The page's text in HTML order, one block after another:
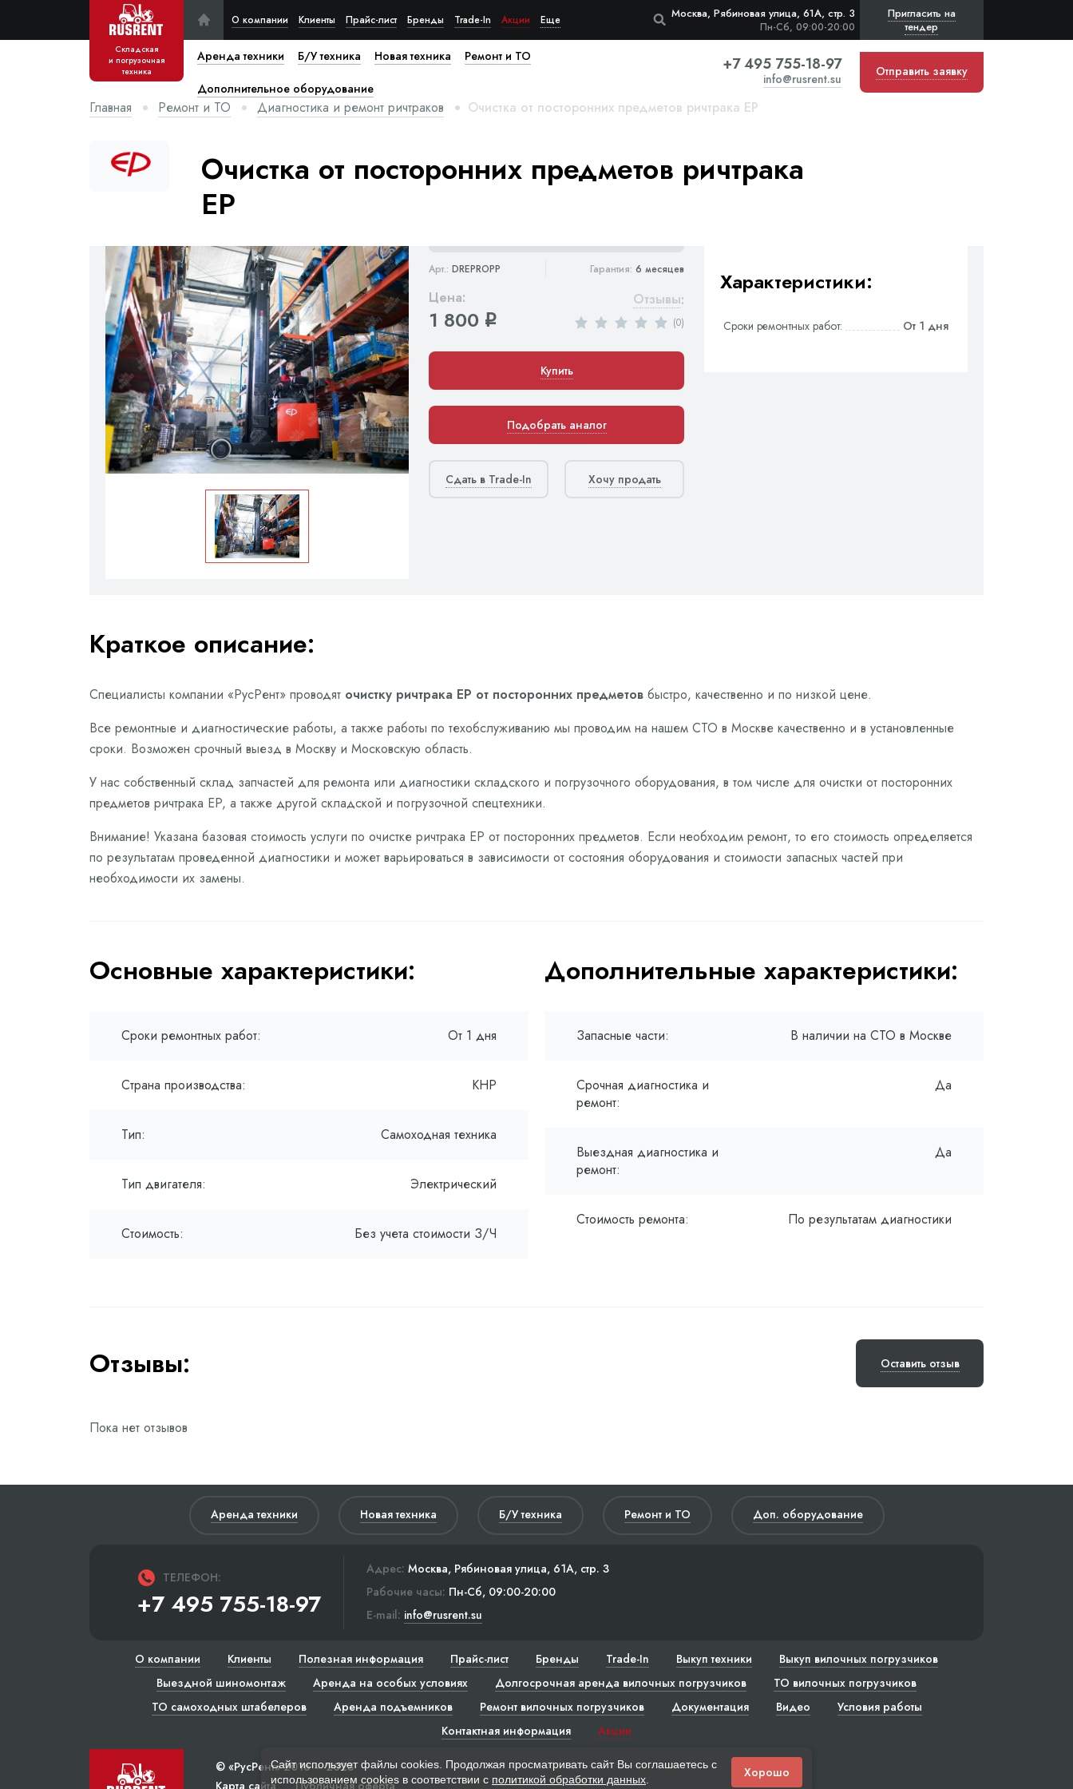
Складская
и погрузочная
техника
О компании Клиенты Прайс-лист Бренды Trade-In Акции Еще Москва, Рябиновая улица, 61А, стр. 3
Пн-Сб, 09:00-20:00
Пригласить на
тендер
Аренда техники Б/У техника Новая техника Ремонт и ТО
Дополнительное оборудование
+7 495 755-18-97
info@rusrent.su Отправить заявку
Главная Ремонт и ТО Диагностика и ремонт ричтраков Очистка от посторонних предметов ричтрака EP
Очистка от посторонних предметов ричтрака
EP
Арт.: DREPROPP Гарантия: 6 месяцев
Цена:
1 800 q
Отзывы:
(0)
Купить
Подобрать аналог
Сдать в Trade-In Хочу продать
Характеристики:
Сроки ремонтных работ: От 1 дня
Краткое описание:
Специалисты компании «РусРент» проводят очистку ричтрака EP от посторонних предметов быстро, качественно и по низкой цене.
Все ремонтные и диагностические работы, а также работы по техобслуживанию мы проводим на нашем СТО в Москве качественно и в установленные
сроки. Возможен срочный выезд в Москву и Московскую область.
У нас собственный склад запчастей для ремонта или диагностики складского и погрузочного оборудования, в том числе для очистки от посторонних
предметов ричтрака EP, а также другой складской и погрузочной спецтехники.
Внимание! Указана базовая стоимость услуги по очистке ричтрака EP от посторонних предметов. Если необходим ремонт, то его стоимость определяется
по результатам проведенной диагностики и может варьироваться в зависимости от состояния оборудования и стоимости запасных частей при
необходимости их замены.
Основные характеристики:
Сроки ремонтных работ: От 1 дня
Страна производства: КНР
Тип: Самоходная техника
Тип двигателя: Электрический
Стоимость: Без учета стоимости З/Ч
Дополнительные характеристики:
Запасные части: В наличии на СТО в Москве
Срочная диагностика и
ремонт:
Да
Выездная диагностика и
ремонт:
Да
Стоимость ремонта: По результатам диагностики
Отзывы: Оставить отзыв
Пока нет отзывов
Аренда техники Новая техника Б/У техника Ремонт и ТО Доп. оборудование
ТЕЛЕФОН:
+7 495 755-18-97
Адрес: Москва, Рябиновая улица, 61А, стр. 3
Рабочие часы: Пн-Сб, 09:00-20:00
E-mail: info@rusrent.su
О компании Клиенты Полезная информация Прайс-лист Бренды Trade-In Выкуп техники
Выкуп вилочных погрузчиков
Выездной шиномонтаж
Аренда на особых условиях Долгосрочная аренда вилочных погрузчиков
ТО вилочных погрузчиков
ТО самоходных штабелеров
Аренда подъемников Ремонт вилочных погрузчиков Документация Видео
Условия работы
Контактная информация
Акции
© «РусРент» 2016 – 2023
Сайт использует файлы cookies. Продолжая просматривать сайт Вы соглашаетесь с
использованием cookies в соответствии с политикой обработки данных Хорошо